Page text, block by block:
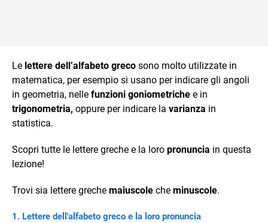
Le lettere dell’alfabeto greco sono molto utilizzate in
matematica, per esempio si usano per indicare gli angoli
in geometria, nelle funzioni goniometriche e in
trigonometria, oppure per indicare la varianza in
statistica.
Scopri tutte le lettere greche e la loro pronuncia in questa
lezione!
Trovi sia lettere greche maiuscole che minuscole.
Lettere dell'alfabeto greco e la loro pronuncia